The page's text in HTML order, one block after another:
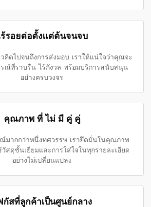
รอยต่อตั้งแต่ต้นจนจบ
ดไปจนถึงการส่งมอบ เราให้แน่ใจว่าคุณจะ
ณ์ที่ราบรื่น ไร้กังวล พร้อมบริการสนับสนุน
อย่างครบวงจร
คุณภาพ ที่ ไม่ มี คู่ คู่
มากกว่าหนึ่งทศวรรษ เรายึดมั่นในคุณภาพ
ดุชั้นเยี่ยมและการใส่ใจในทุกรายละเอียด
อย่างไม่เปลี่ยนแปลง
กัสที่ลูกค้าเป็นศูนย์กลาง